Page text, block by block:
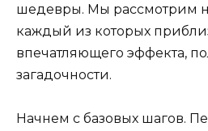
шедевры. Мы рассмотрим
каждый из которых
впечатляющего эффекта,
загадочности.
Начнем с базовых шагов.